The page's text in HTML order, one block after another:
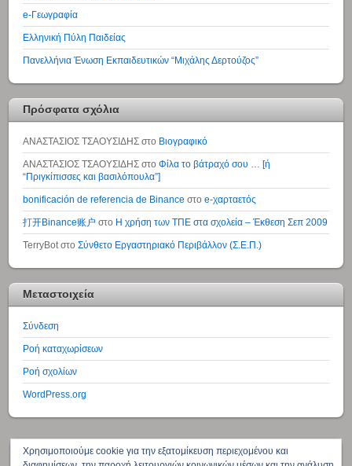
e-Γεωγραφία
Ελληνική Πύλη Παιδείας
Πανελλήνια Ένωση Εκπαιδευτικών “Μιχάλης Δερτούζος”
Πρόσφατα σχόλια
ΑΝΑΣΤΑΣΙΟΣ ΤΣΑΟΥΣΙΔΗΣ στο Βιογραφικό
ΑΝΑΣΤΑΣΙΟΣ ΤΣΑΟΥΣΙΔΗΣ στοΦίλα το βάτραχό σου … [ή
“Πριγκίπισσες και βασιλόπουλα”]
bonificación de referencia de Binance στοe-χαρταετός
打开Binance账户 στο Η χρήση των ΤΠΕ στα σχολεία – Έκθεση Σεπ 2009
TerryBot στοΣύνθετο Εργαστηριακό Περιβάλλον (Σ.Ε.Π.)
Μεταστοιχεία
Σύνδεση
Ροή καταχωρίσεων
Ροή σχολίων
WordPress.org
↑
Χρησιμοποιούμε cookie για την εξατομίκευση περιεχομένου και